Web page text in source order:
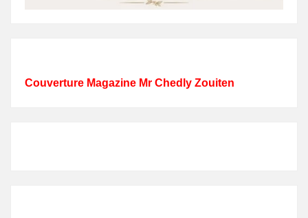
Couverture Magazine Mr Chedly Zouiten